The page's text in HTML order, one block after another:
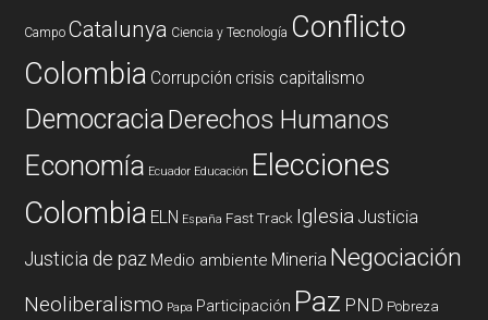
Campo Catalunya Ciencia y Tecnología Conflicto
Colombia Corrupción crisis capitalismo
DemocraciaDerechos Humanos
Economía Ecuador Educación Elecciones
Colombia ELN España Fast Track Iglesia Justicia
Justicia de paz Medio ambiente Mineria Negociación
Neoliberalismo Papa Participación Paz PND Pobreza